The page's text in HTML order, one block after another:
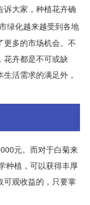
诉大家，种植花卉确
绿化越来越受到各地
更多的市场机会。不
花卉都是不可或缺
活需求的满足外，
元。而对于白菊来
种植，可以获得丰厚
可观收益的，只要掌